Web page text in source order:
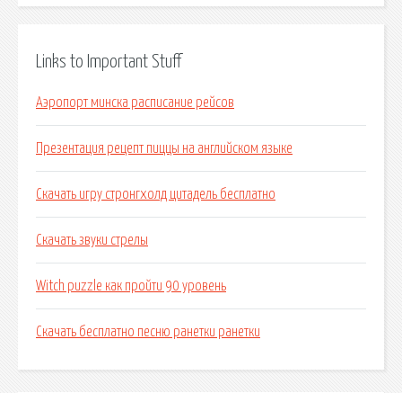
Links to Important Stuff
Аэропорт минска расписание рейсов
Презентация рецепт пиццы на английском языке
Скачать игру стронгхолд цитадель бесплатно
Скачать звуки стрелы
Witch puzzle как пройти 90 уровень
Скачать бесплатно песню ранетки ранетки